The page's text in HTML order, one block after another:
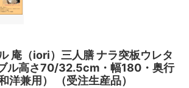
庵（iori）三人膳 ナラ突板ウレタ
ル高さ70/32.5cm・幅180・奥行
洋兼用） （受注生産品）